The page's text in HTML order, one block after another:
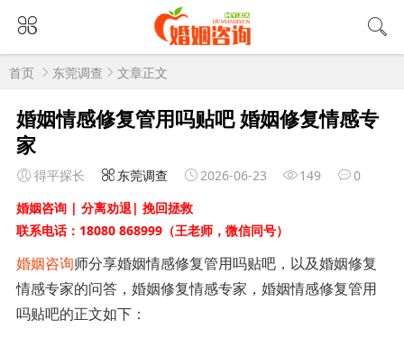
首页 东莞调查 文章正文
婚姻情感修复管用吗贴吧 婚姻修复情感专
家
得平探长 东莞调查 2026-06-23 149
0
婚姻咨询 | 分离劝退| 挽回拯救
联系电话：18080 868999（王老师，微信同号）
婚姻咨询师分享婚姻情感修复管用吗贴吧，以及婚姻修复
情感专家的问答，婚姻修复情感专家，婚姻情感修复管用
吗贴吧的正文如下：